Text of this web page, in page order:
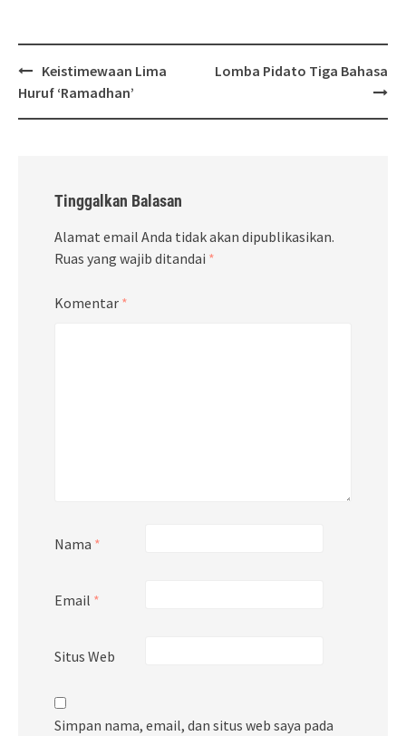
Post
navigation
Keistimewaan Lima
Huruf ‘Ramadhan’
Lomba Pidato Tiga Bahasa
Tinggalkan Balasan
Alamat email Anda tidak akan dipublikasikan.
Ruas yang wajib ditandai *
Komentar *
Nama *
Email *
Situs Web
Simpan nama, email, dan situs web saya pada